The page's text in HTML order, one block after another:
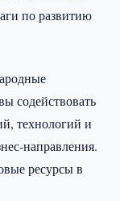
по развитию
содействовать
технологий и
направления.
ресурсы в